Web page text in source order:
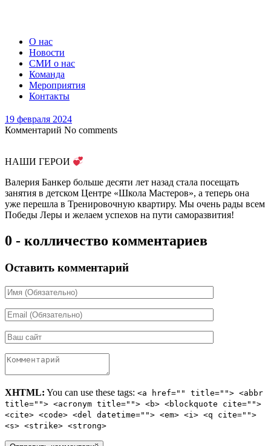
О нас
Новости
СМИ о нас
Команда
Мероприятия
Контакты
19 февраля 2024
Комментарий No comments
НАШИ ГЕРОИ
Валерия Банкер больше десяти лет назад стала посещать
занятия в детском Центре «Школа Мастеров», а теперь она
уже перешла в Тренировочную квартиру. Мы очень рады всем
Победы Леры и желаем успехов на пути саморазвития!
0 - колличество комментариев
Оставить комментарий
XHTML: You can use these tags: <a href="" title=""> <abbr
title=""> <acronym title=""> <b> <blockquote cite="">
<cite> <code> <del datetime=""> <em> <i> <q cite="">
<s> <strike> <strong>